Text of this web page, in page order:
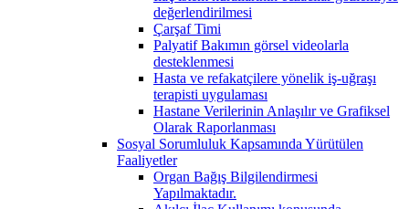
değerlendirilmesi
Çarşaf Timi
Palyatif Bakımın görsel videolarla
desteklenmesi
Hasta ve refakatçilere yönelik iş-uğraşı
terapisti uygulaması
Hastane Verilerinin Anlaşılır ve Grafiksel
Olarak Raporlanması
Sosyal Sorumluluk Kapsamında Yürütülen
Faaliyetler
Organ Bağış Bilgilendirmesi
Yapılmaktadır.